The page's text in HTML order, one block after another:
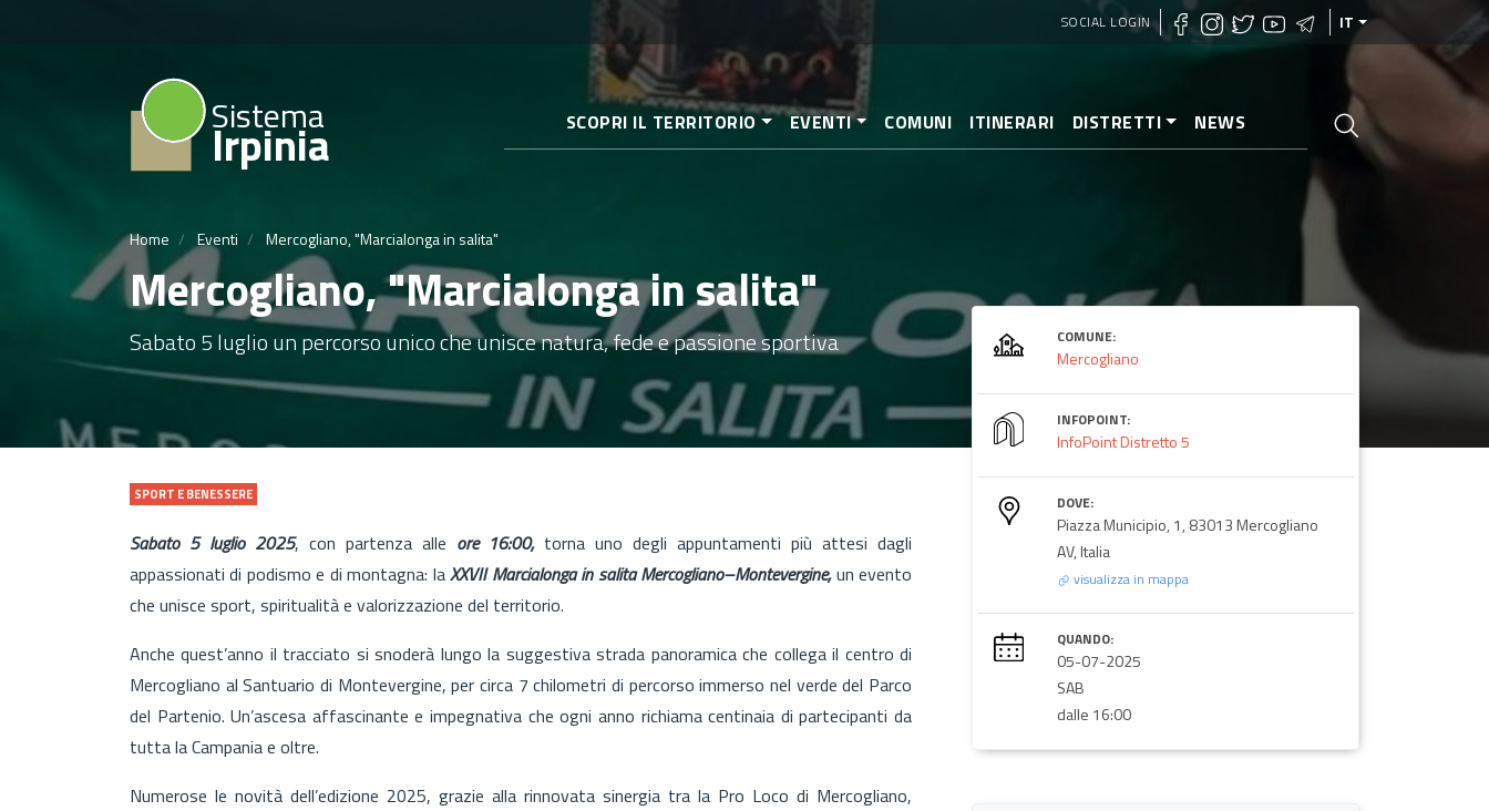
contenuto
principale
SOCIAL LOGIN IT
Sistema
Irpinia SCOPRI IL TERRITORIO EVENTI COMUNI ITINERARI DISTRETTI NEWS
Home Eventi Mercogliano, "Marcialonga in salita"
Mercogliano, "Marcialonga in salita"
Sabato 5 luglio un percorso unico che unisce natura, fede e passione sportiva
SPORT E BENESSERE
Sabato 5 luglio 2025, con partenza alle ore 16:00,torna uno degli appuntamenti più attesi dagli
appassionati di podismo e di montagna: laXXVII Marcialonga in salita Mercogliano–Montevergine,un evento
che unisce sport, spiritualità e valorizzazione del territorio.
Anche quest’anno il tracciato si snoderà lungo la suggestiva strada panoramica che collega il centro di
Mercogliano al Santuario di Montevergine, per circa 7 chilometri di percorso immerso nel verde del Parco
del Partenio. Un’ascesa affascinante e impegnativa che ogni anno richiama centinaia di partecipanti da
tutta la Campania e oltre.
Numerose le novità dell’edizione 2025, grazie alla rinnovata sinergia tra la Pro Loco di Mercogliano,
COMUNE:
Mercogliano
INFOPOINT:
InfoPoint Distretto 5
DOVE:
Piazza Municipio, 1, 83013 Mercogliano
AV, Italia
visualizza in mappa
QUANDO:
05-07-2025
SAB
dalle 16:00